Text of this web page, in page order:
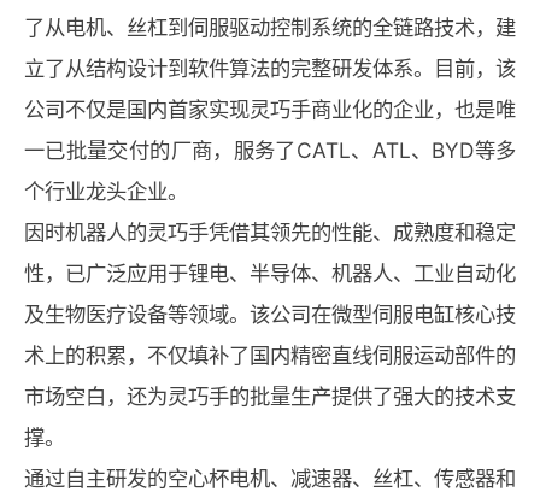
了从电机、丝杠到伺服驱动控制系统的全链路技术，建
立了从结构设计到软件算法的完整研发体系。目前，该
公司不仅是国内首家实现灵巧手商业化的企业，也是唯
一已批量交付的厂商，服务了CATL、ATL、BYD等多
个行业龙头企业。
因时机器人的灵巧手凭借其领先的性能、成熟度和稳定
性，已广泛应用于锂电、半导体、机器人、工业自动化
及生物医疗设备等领域。该公司在微型伺服电缸核心技
术上的积累，不仅填补了国内精密直线伺服运动部件的
市场空白，还为灵巧手的批量生产提供了强大的技术支
撑。
通过自主研发的空心杯电机、减速器、丝杠、传感器和